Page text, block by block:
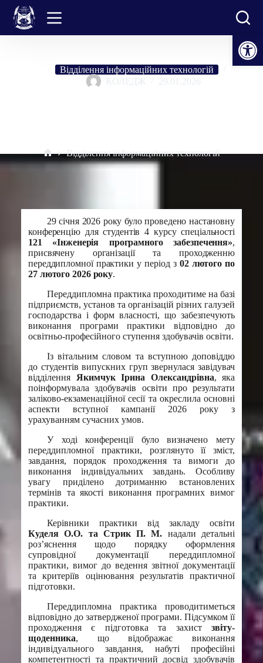
Відкрити Панель інструментів
Перейти
вмісту
Відділення інформаційних технологій
КОЛЕДЖ
29.01.2026
Головна
Відділення інформаційних технологій
29 січня 2026 року було проведено настановну
конференцію для студентів 4 курсу спеціальності
121 «Інженерія програмного забезпечення»,
присвячену організації та проходженню
переддипломної практики у період з 02 лютого по
27 лютого 2026 року.
Переддипломна практика проходитиме на базі
підприємств, установ та організацій різних галузей
господарства і форм власності, що забезпечують
виконання програми практики відповідно до
освітньо-професійного ступення здобувачів освіти.
Із вітальним словом та вступною доповіддю
до студентів випускних груп звернулася завідувач
відділення Якимчук Ірина Олександрівна, яка
поінформувала здобувачів освіти про результати
заліково-екзаменаційної сесії та окреслила основні
аспекти вступної кампанії 2026 року з
урахуванням сучасних умов.
У ході конференції було визначено мету
переддипломної практики, розглянуто її зміст,
завдання, порядок проходження та вимоги до
виконання індивідуальних завдань. Особливу
увагу приділено дотриманню встановлених
термінів та якості виконання програмних вимог
практики.
Керівники практики від закладу освіти
Куделя О.О. та Стрик П. М. надали детальні
роз’яснення щодо порядку оформлення
супровідної документації переддипломної
практики, вимог до ведення звітної документації
та критеріїв оцінювання результатів практичної
підготовки.
Переддипломна практика проводитиметься
відповідно до затвердженої програми. Підсумком її
проходження є підготовка та захист звіту-
щоденника, що відображає виконання
індивідуального завдання, набуті професійні
компетентності та практичний досвід здобувачів